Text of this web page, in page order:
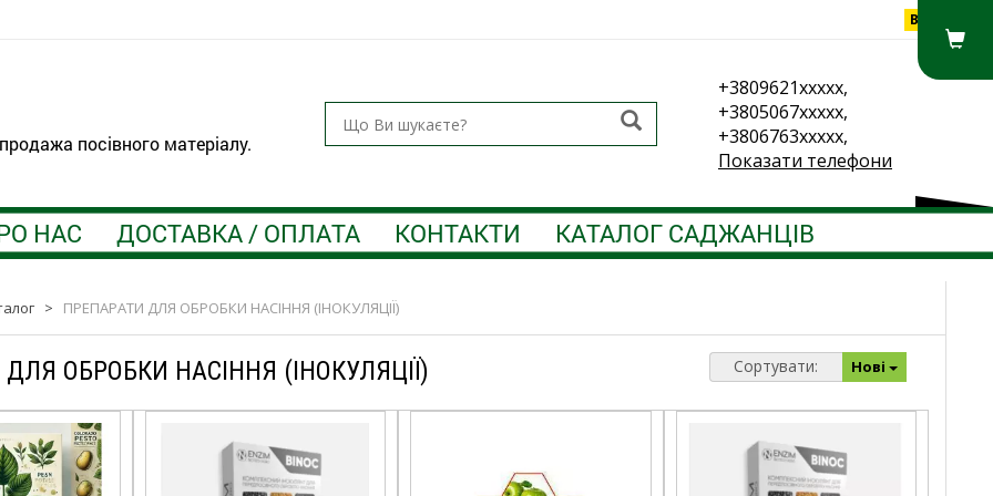
Вхід
посівного матеріалу.
+3809621xxxxx,
+3805067xxxxx,
+3806763xxxxx,
Показати телефони
НАС ДОСТАВКА / ОПЛАТА КОНТАКТИ КАТАЛОГ САДЖАНЦІВ
> ПРЕПАРАТИ ДЛЯ ОБРОБКИ НАСІННЯ (ІНОКУЛЯЦІЇ)
ОБРОБКИ НАСІННЯ (ІНОКУЛЯЦІЇ) Сортувати: Нові